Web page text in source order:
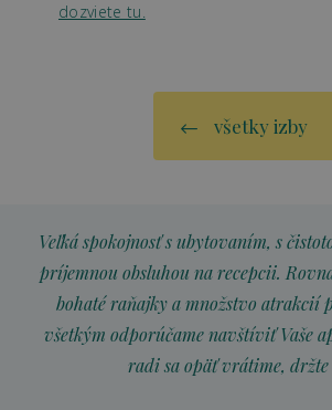
dozviete tu.
všetky izby
Veľká spokojnosť s ubytovaním, s
príjemnou obsluhou na recepcii.
bohaté raňajky a množstvo atrakcií
všetkým odporúčame navštíviť Vaše
radi sa opäť vrátime, držte